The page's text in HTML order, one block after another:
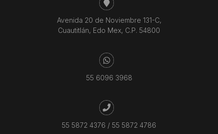
Avenida 20 de Noviembre 131-C,
Cuautitlán, Edo Mex, C.P. 54800
55 6096 3968
55 5872 4376 / 55 5872 4786